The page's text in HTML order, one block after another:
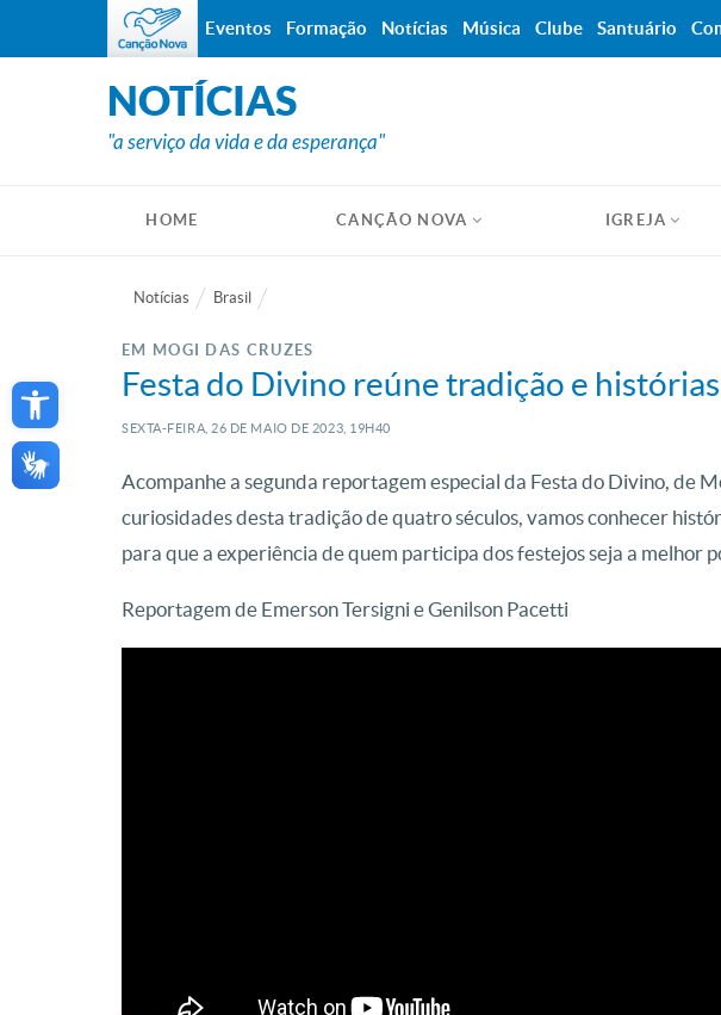
Open toolbar
NOTÍCIAS
"a serviço da vida e da esperança"
HOME CANÇÃO NOVA IGREJA
Notícias Brasil
EM MOGI DAS CRUZES
Festa do Divino reúne tradição e
SEXTA-FEIRA, 26 DE MAIO DE 2023, 19H40
Acompanhe a segunda reportagem especial da Festa do Divino, de
curiosidades desta tradição de quatro séculos, vamos conhecer
para que a experiência de quem participa dos festejos seja a melhor
Reportagem de Emerson Tersigni e Genilson Pacetti
Eventos Formação Notícias Música Clube Santuário